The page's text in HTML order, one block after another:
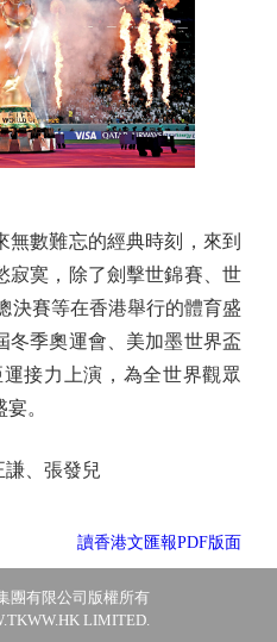
數難忘的經典時刻，來到
寂寞，除了劍擊世錦賽、世
決賽等在香港舉行的體育盛
冬季奧運會、美加墨世界盃
接力上演，為全世界觀眾
。
、張發兒
讀香港文匯報PDF版面
團有限公司版權所有
LIMITED.